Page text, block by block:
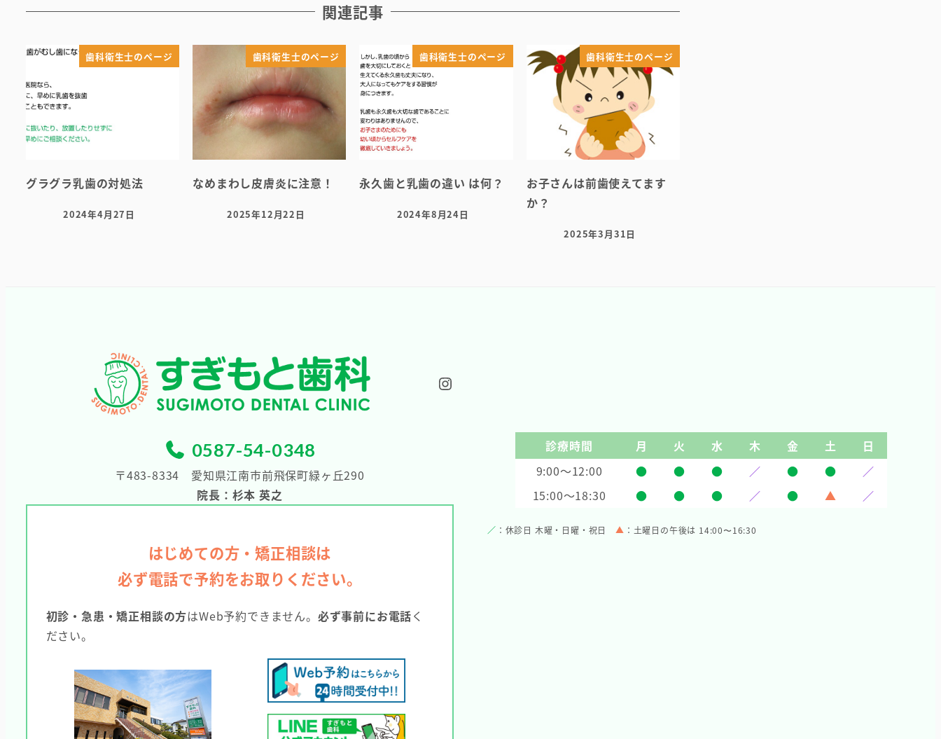
関連記事
歯科衛生士のページ
グラグラ乳歯の対処法
投稿日
2024年4月27日
歯科衛生士のページ
なめまわし皮膚炎に注意！
投稿日
2025年12月22日
歯科衛生士のページ
永久歯と乳歯の違い は何？
投稿日
2024年8月24日
歯科衛生士のページ
お子さんは前歯使えてます
か？
投稿日
2025年3月31日
Instagram
0587-54-0348
〒483-8334 愛知県江南市前飛保町緑ヶ丘290
院長：杉本 英之
はじめての方・矯正相談は
必ず電話で予約をお取りください。
初診・急患・矯正相談の方はWeb予約できません。 必ず事前にお電話く
ださい。
診療時間 月 火 水 木 金 土
日
9:00～12:00
● ● ● ／ ● ●
／
15:00～18:30
● ● ● ／ ● ▲ ／
／ ：休診日 木曜・日曜・祝日▲ ：土曜日の午後は 14:00〜16:30